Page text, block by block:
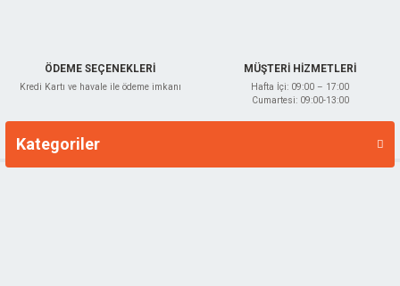
ÖDEME SEÇENEKLERİ
Kredi Kartı ve havale ile ödeme imkanı
MÜŞTERİ HİZMETLERİ
Hafta İçi: 09:00 – 17:00
Cumartesi: 09:00-13:00
Kategoriler
Markalar